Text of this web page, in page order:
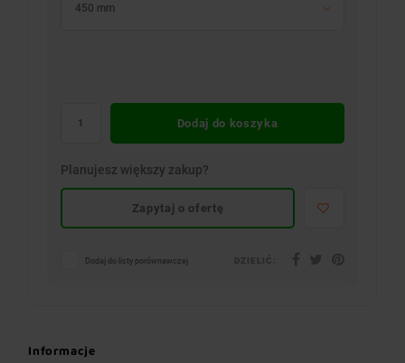
450 mm
Dodaj do koszyka
Planujesz większy zakup?
Zapytaj o ofertę
Dodaj do listy porównawczej
Informacje